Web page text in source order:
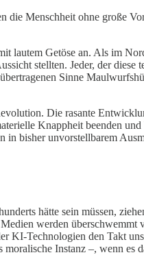
die Menschheit ohne große
Getöse an. Als im
stellten. Jeder, der
Sinne
Die rasante
Knappheit beenden
in bisher unvorstellbarem
hätte sein müssen,
werden
KI-Technologien den Takt
Instanz –, wenn